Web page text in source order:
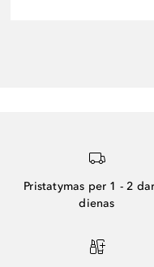
Pristatymas per 1 - 2
dienas